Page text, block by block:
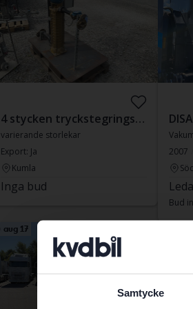
Samtycke
4 stycken tryckstegringspumpar
varierande storlekar
Export: Ja
Kumla
Inga bud
2007
Bud
aug 17